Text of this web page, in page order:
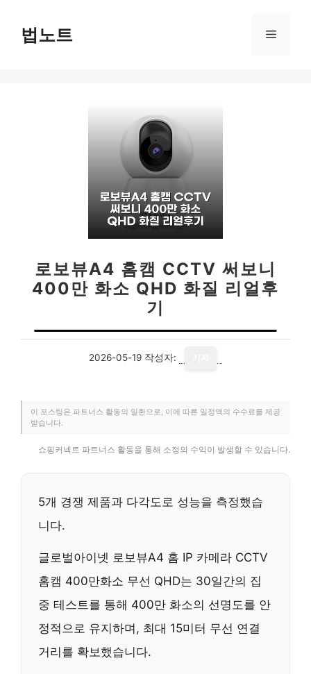
법노트 메
로보뷰A4 홈캠 CCTV 써보니
400만 화소 QHD 화질 리얼후
기
2026-05-19 작성자:
이 포스팅은 파트너스 활동의 일환으로, 이에 따른 일정액의 수수료를 제공
받습니다.
쇼핑커넥트 파트너스 활동을 통해 소정의 수익이 발생할 수 있습니다.
5개 경쟁 제품과 다각도로 성능을 측정했습
니다.
글로벌아이넷 로보뷰A4 홈 IP 카메라 CCTV
홈캠 400만화소 무선 QHD는 30일간의 집
중 테스트를 통해 400만 화소의 선명도를 안
정적으로 유지하며, 최대 15미터 무선 연결
거리 를 확보했습니다.